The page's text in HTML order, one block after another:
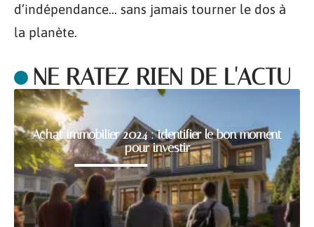
d’indépendance… sans jamais tourner le dos à
la planète.
NE RATEZ RIEN DE L'ACTU
Achat immobilier 2024 : identifier le bon moment
pour investir